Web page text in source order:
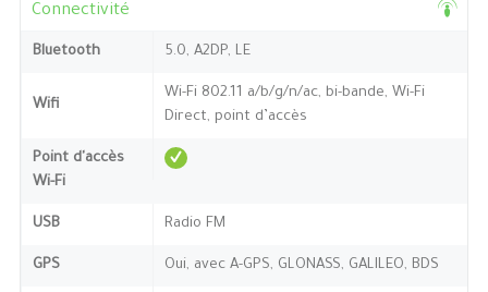
Connectivité
Bluetooth 5.0, A2DP, LE
Wifi
Wi-Fi 802.11 a/b/g/n/ac, bi-bande, Wi-Fi
Direct, point d’accès
Point d'accès
Wi-Fi
USB Radio FM
GPS Oui, avec A-GPS, GLONASS, GALILEO, BDS